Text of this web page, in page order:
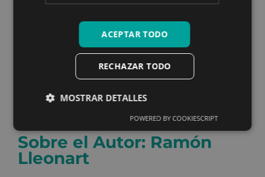
en nuestra clínica y descubras cómo podemos
de una vida activa y saludable.
¡Contacta con nosotros ahora para programar
tu cita y comenzar tu viaje hacia una vida sin
dolor cervical!
Sobre el Autor: Ramón
Lleonart
ACEPTAR TODO
RECHAZAR TODO
MOSTRAR DETALLES
POWERED BY COOKIESCRIPT